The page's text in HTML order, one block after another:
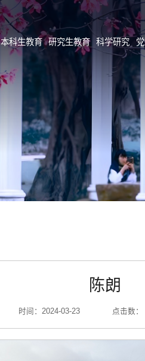
本科生教育 研究生教育 科学研究
陈朗
时间：2024-03-23 点击数：